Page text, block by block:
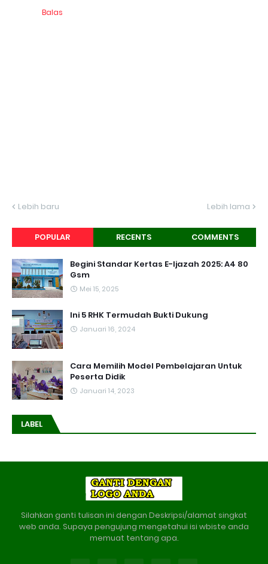
Balas
Lebih baru Lebih lama
POPULAR RECENTS COMMENTS
Begini Standar Kertas E-Ijazah 2025: A4 80
Gsm
Mei 15, 2025
Ini 5 RHK Termudah Bukti Dukung
Januari 16, 2024
Cara Memilih Model Pembelajaran Untuk
Peserta Didik
Januari 14, 2023
LABEL
Silahkan ganti tulisan ini dengan Deskripsi/alamat singkat
web anda. Supaya pengujung mengetahui isi wbiste anda
memuat tentang apa.